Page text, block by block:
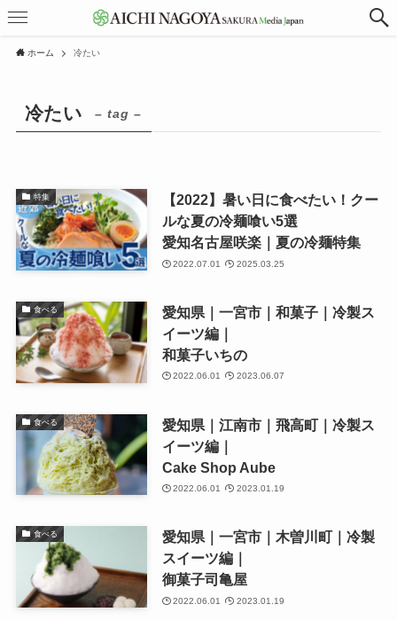
ホーム 冷たい
冷たい – tag –
特集
【2022】暑い日に食べたい！クー
ルな夏の冷麺喰い5選
愛知名古屋咲楽｜夏の冷麺特集
2022.07.01 2025.03.25
食べる
愛知県｜一宮市｜和菓子｜冷製ス
イーツ編｜
和菓子いちの
2022.06.01 2023.06.07
食べる
愛知県｜江南市｜飛高町｜冷製ス
イーツ編｜
Cake Shop Aube
2022.06.01 2023.01.19
食べる
愛知県｜一宮市｜木曽川町｜冷製
スイーツ編｜
御菓子司亀屋
2022.06.01 2023.01.19